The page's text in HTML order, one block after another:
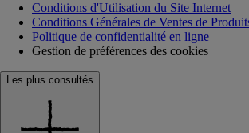
Conditions d'Utilisation du Site Internet
Conditions Générales de Ventes de
Politique de confidentialité en ligne
Gestion de préférences des cookies
Les plus consultés